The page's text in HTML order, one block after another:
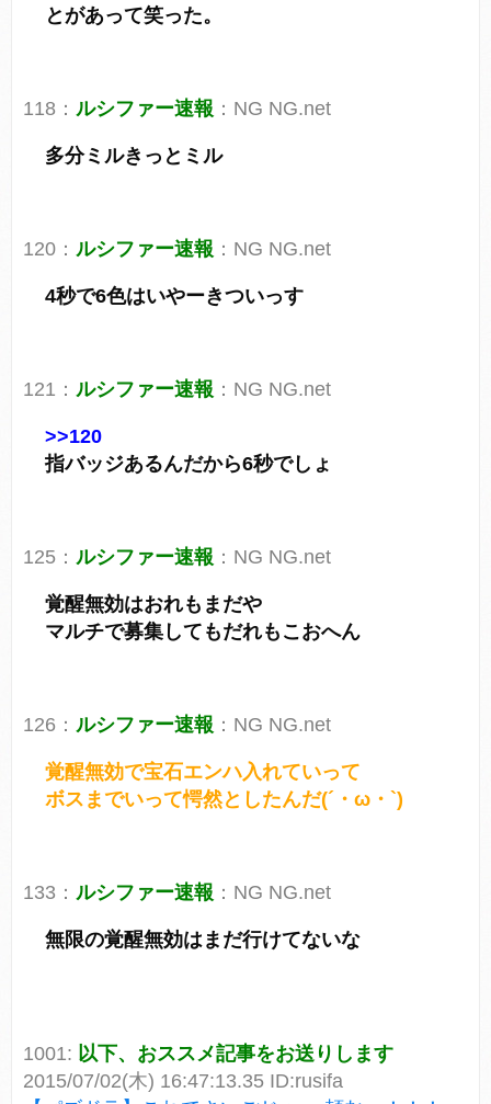
とがあって笑った。
118： ルシファー速報 ：NG NG.net
多分ミルきっとミル
120： ルシファー速報 ：NG NG.net
4秒で6色はいやーきついっす
121： ルシファー速報 ：NG NG.net
>>120
指バッジあるんだから6秒でしょ
125： ルシファー速報 ：NG NG.net
覚醒無効はおれもまだや
マルチで募集してもだれもこおへん
126： ルシファー速報 ：NG NG.net
覚醒無効で宝石エンハ入れていって
ボスまでいって愕然としたんだ(´・ω・`)
133： ルシファー速報 ：NG NG.net
無限の覚醒無効はまだ行けてないな
1001: 以下、おススメ記事をお送りします
2015/07/02(木) 16:47:13.35 ID:rusifa